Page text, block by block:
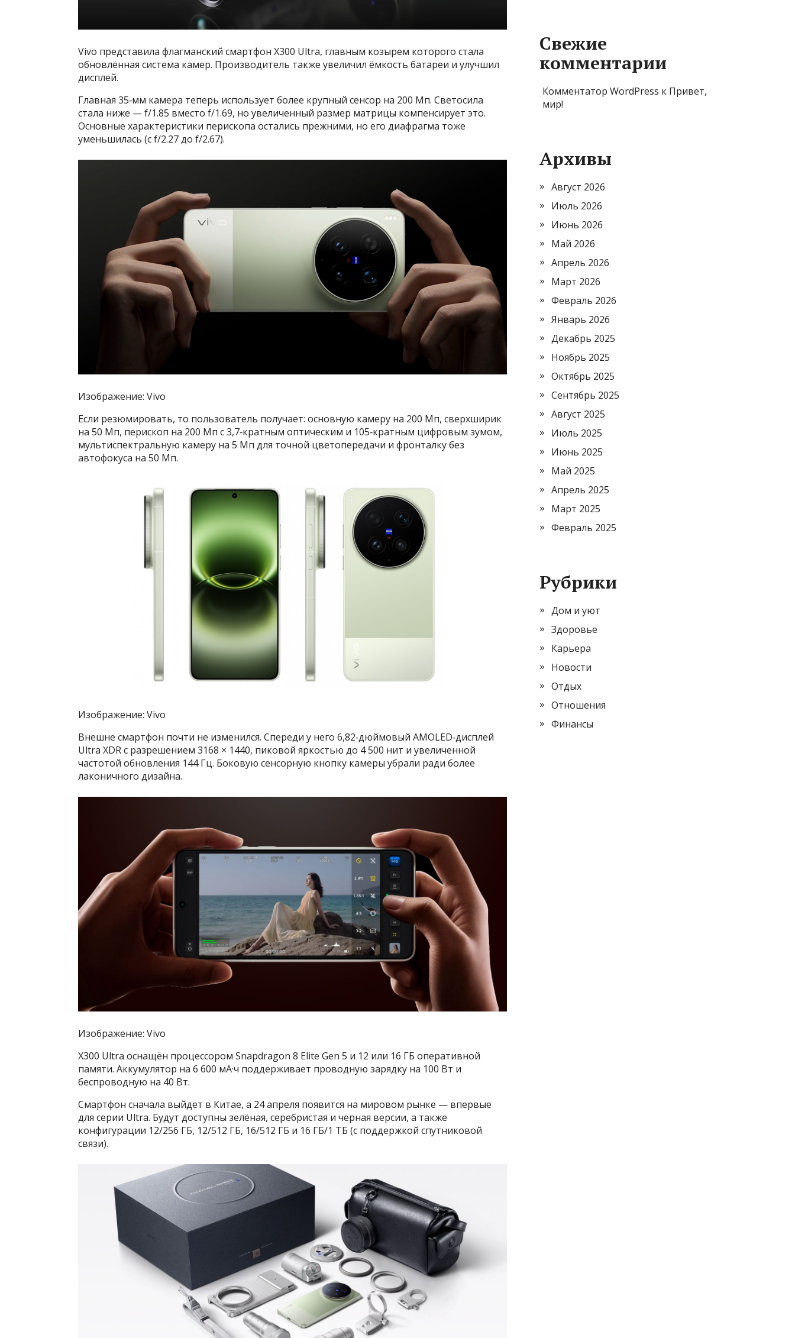
Vivo представила флагманский смартфон X300 Ultra, главным козырем которого стала
обновлённая система камер. Производитель также увеличил ёмкость батареи и улучшил
дисплей.
Главная 35‑мм камера теперь использует более крупный сенсор на 200 Мп. Светосила
стала ниже — f/1.85 вместо f/1.69, но увеличенный размер матрицы компенсирует это.
Основные характеристики перископа остались прежними, но его диафрагма тоже
уменьшилась (с f/2.27 до f/2.67).
Изображение: Vivo
Если резюмировать, то пользователь получает: основную камеру на 200 Мп, сверхширик
на 50 Мп, перископ на 200 Мп с 3,7‑кратным оптическим и 105‑кратным цифровым зумом,
мультиспектральную камеру на 5 Мп для точной цветопередачи и фронталку без
автофокуса на 50 Мп.
Изображение: Vivo
Внешне смартфон почти не изменился. Спереди у него 6,82‑дюймовый AMOLED‑дисплей
Ultra XDR с разрешением 3168 × 1440, пиковой яркостью до 4 500 нит и увеличенной
частотой обновления 144 Гц. Боковую сенсорную кнопку камеры убрали ради более
лаконичного дизайна.
Изображение: Vivo
X300 Ultra оснащён процессором Snapdragon 8 Elite Gen 5 и 12 или 16 ГБ оперативной
памяти. Аккумулятор на 6 600 мА·ч поддерживает проводную зарядку на 100 Вт и
беспроводную на 40 Вт.
Смартфон сначала выйдет в Китае, а 24 апреля появится на мировом рынке — впервые
для серии Ultra. Будут доступны зелёная, серебристая и чёрная версии, а также
конфигурации 12/256 ГБ, 12/512 ГБ, 16/512 ГБ и 16 ГБ/1 ТБ (с поддержкой спутниковой
связи).
Свежие
комментарии
Комментатор WordPress к Привет,
мир!
Архивы
Август 2026
Июль 2026
Июнь 2026
Май 2026
Апрель 2026
Март 2026
Февраль 2026
Январь 2026
Декабрь 2025
Ноябрь 2025
Октябрь 2025
Сентябрь 2025
Август 2025
Июль 2025
Июнь 2025
Май 2025
Апрель 2025
Март 2025
Февраль 2025
Рубрики
Дом и уют
Здоровье
Карьера
Новости
Отдых
Отношения
Финансы